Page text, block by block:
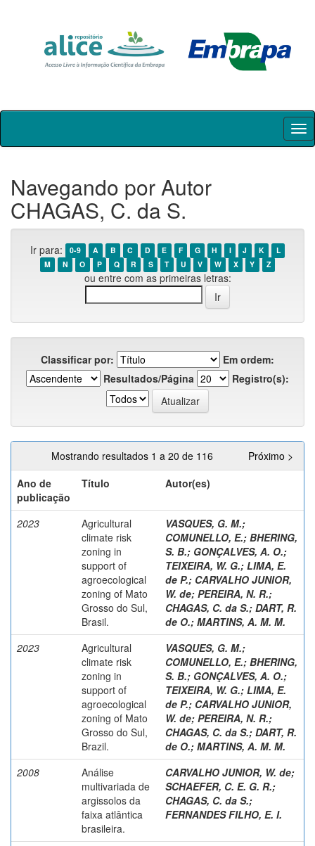
Skip
Navegando por Autor
CHAGAS, C. da S.
Ir para: 0-9 A B C D E F G H I J K
L
M
N O P Q R S T U V W X Y Z
ou entre com as primeiras letras:
Classificar por:
Em ordem:
Resultados/Página
Registro(s):
Mostrando resultados 1 a 20 de 116
Próximo >
Ano de
publicação
Título Autor(es)
2023
Agricultural
climate risk
zoning in
support of
agroecological
zoning of Mato
Grosso do Sul,
Brasil.
VASQUES, G. M.;
COMUNELLO, E.; BHERING,
S. B.; GONÇALVES, A. O.;
TEIXEIRA, W. G.; LIMA, E.
de P.; CARVALHO JUNIOR,
W. de; PEREIRA, N. R.;
CHAGAS, C. da S.; DART, R.
de O.; MARTINS, A. M. M.
2023
Agricultural
climate risk
zoning in
support of
agroecological
zoning of Mato
Grosso do Sul,
Brazil.
VASQUES, G. M.;
COMUNELLO, E.; BHERING,
S. B.; GONÇALVES, A. O.;
TEIXEIRA, W. G.; LIMA, E.
de P.; CARVALHO JUNIOR,
W. de; PEREIRA, N. R.;
CHAGAS, C. da S.; DART, R.
de O.; MARTINS, A. M. M.
2008
Análise
multivariada de
argissolos da
faixa atlântica
brasileira.
CARVALHO JUNIOR, W. de;
SCHAEFER, C. E. G. R.;
CHAGAS, C. da S.;
FERNANDES FILHO, E. I.